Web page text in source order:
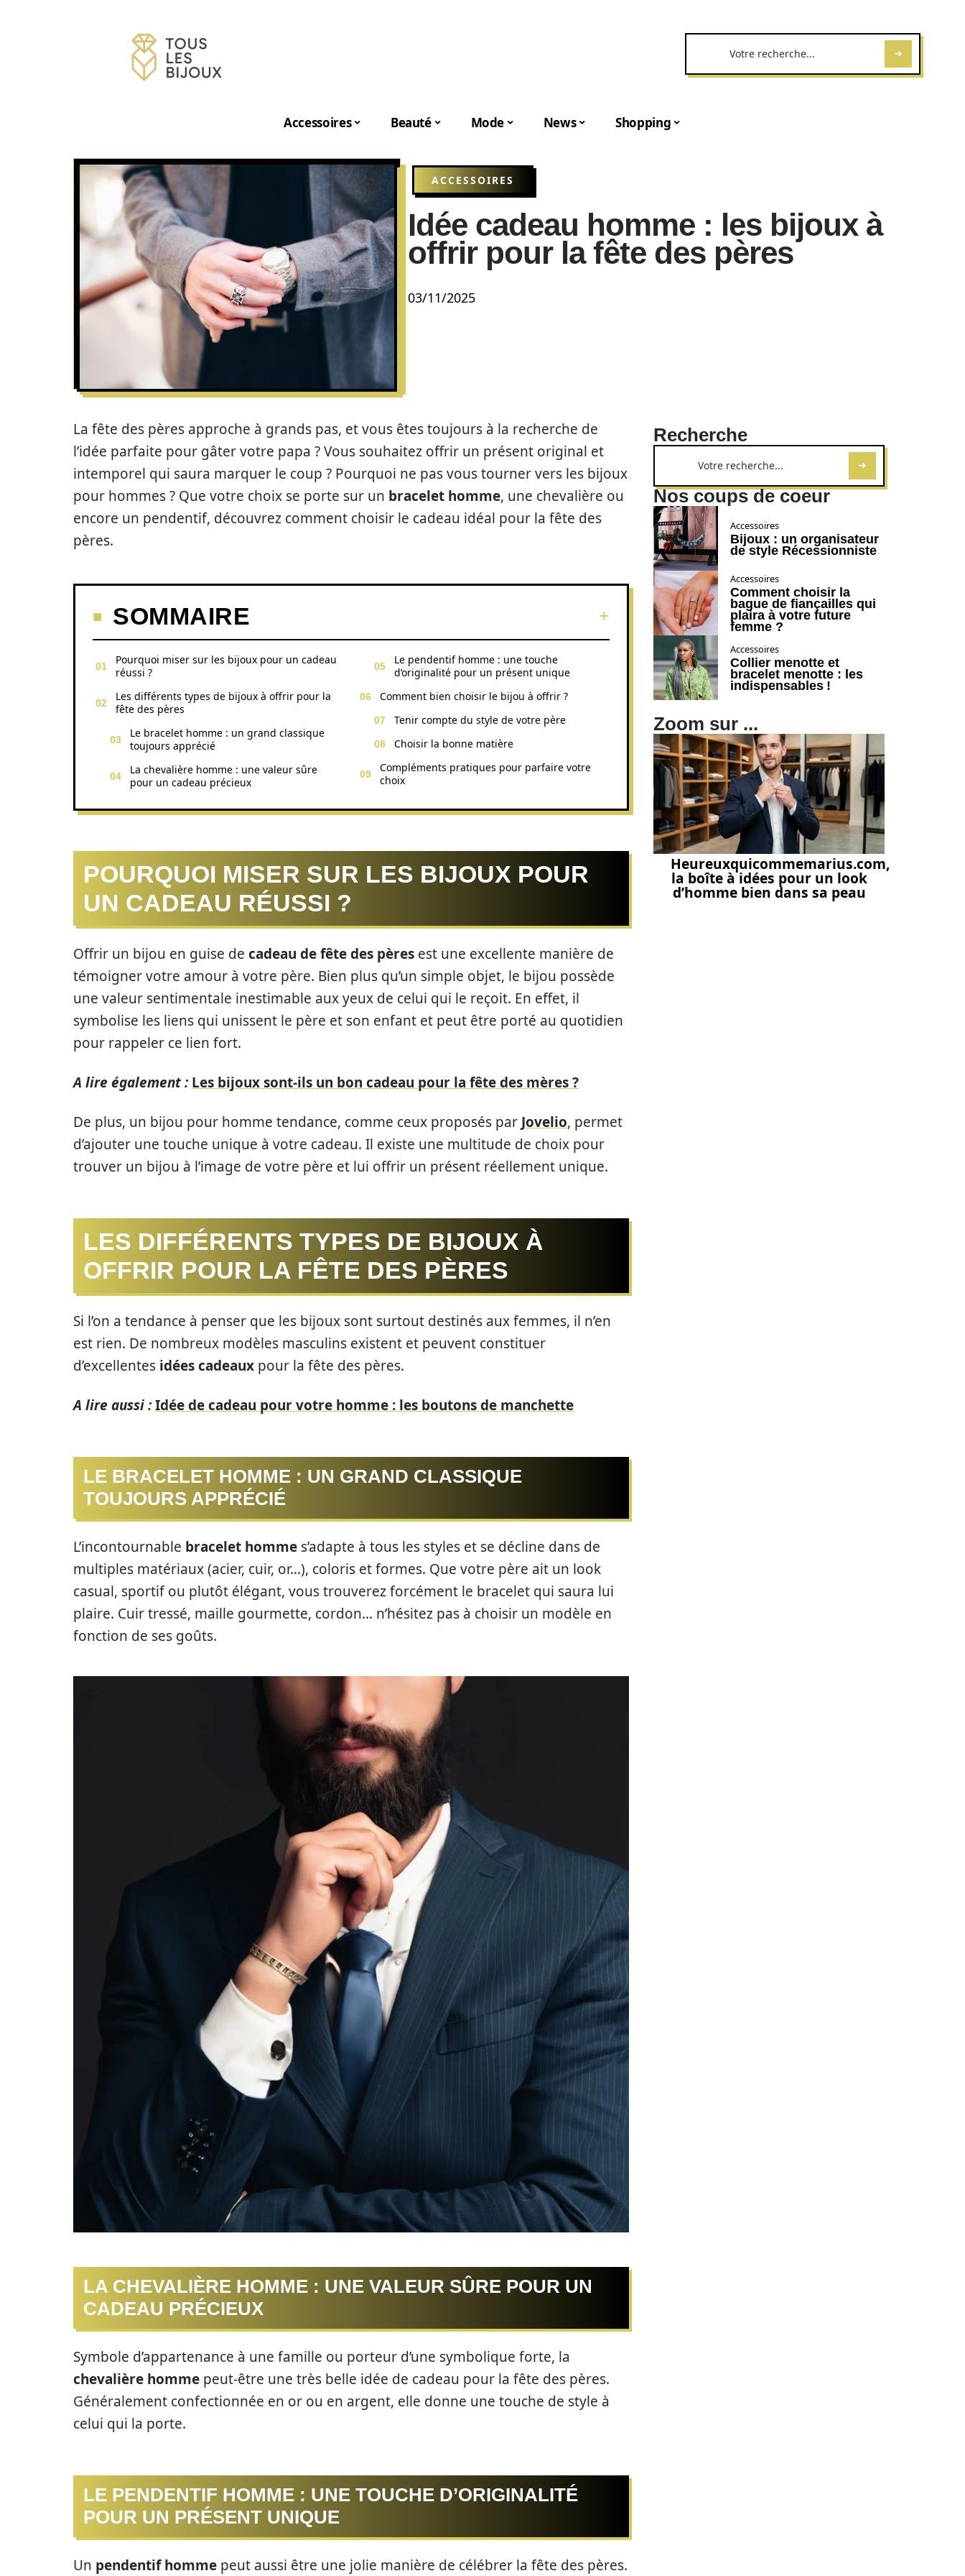
Accessoires Beauté Mode News Shopping
ACCESSOIRES
Idée cadeau homme : les bijoux à
offrir pour la fête des pères
03/11/2025
La fête des pères approche à grands pas, et vous êtes toujours à la recherche de
l’idée parfaite pour gâter votre papa ? Vous souhaitez offrir un présent original et
intemporel qui saura marquer le coup ? Pourquoi ne pas vous tourner vers les bijoux
pour hommes ? Que votre choix se porte sur un bracelet homme, une chevalière ou
encore un pendentif, découvrez comment choisir le cadeau idéal pour la fête des
pères.
SOMMAIRE
Pourquoi miser sur les bijoux pour un cadeau
réussi ?
Les différents types de bijoux à offrir pour la
fête des pères
Le bracelet homme : un grand classique
toujours apprécié
La chevalière homme : une valeur sûre
pour un cadeau précieux
Le pendentif homme : une touche
d’originalité pour un présent unique
Comment bien choisir le bijou à offrir ?
Tenir compte du style de votre père
Choisir la bonne matière
Compléments pratiques pour parfaire votre
choix
POURQUOI MISER SUR LES BIJOUX POUR
UN CADEAU RÉUSSI ?
Offrir un bijou en guise de cadeau de fête des pères est une excellente manière de
témoigner votre amour à votre père. Bien plus qu’un simple objet, le bijou possède
une valeur sentimentale inestimable aux yeux de celui qui le reçoit. En effet, il
symbolise les liens qui unissent le père et son enfant et peut être porté au quotidien
pour rappeler ce lien fort.
A lire également : Les bijoux sont-ils un bon cadeau pour la fête des mères ?
De plus, un bijou pour homme tendance, comme ceux proposés par Jovelio, permet
d’ajouter une touche unique à votre cadeau. Il existe une multitude de choix pour
trouver un bijou à l’image de votre père et lui offrir un présent réellement unique.
LES DIFFÉRENTS TYPES DE BIJOUX À
OFFRIR POUR LA FÊTE DES PÈRES
Si l’on a tendance à penser que les bijoux sont surtout destinés aux femmes, il n’en
est rien. De nombreux modèles masculins existent et peuvent constituer
d’excellentes idées cadeaux pour la fête des pères.
A lire aussi :Idée de cadeau pour votre homme : les boutons de manchette
LE BRACELET HOMME : UN GRAND CLASSIQUE
TOUJOURS APPRÉCIÉ
L’incontournable bracelet homme s’adapte à tous les styles et se décline dans de
multiples matériaux (acier, cuir, or…), coloris et formes. Que votre père ait un look
casual, sportif ou plutôt élégant, vous trouverez forcément le bracelet qui saura lui
plaire. Cuir tressé, maille gourmette, cordon… n’hésitez pas à choisir un modèle en
fonction de ses goûts.
LA CHEVALIÈRE HOMME : UNE VALEUR SÛRE POUR UN
CADEAU PRÉCIEUX
Symbole d’appartenance à une famille ou porteur d’une symbolique forte, la
chevalière homme peut-être une très belle idée de cadeau pour la fête des pères.
Généralement confectionnée en or ou en argent, elle donne une touche de style à
celui qui la porte.
LE PENDENTIF HOMME : UNE TOUCHE D’ORIGINALITÉ
POUR UN PRÉSENT UNIQUE
Un pendentif homme peut aussi être une jolie manière de célébrer la fête des pères.
Recherche
Nos coups de coeur
Accessoires
Bijoux : un organisateur
de style Récessionniste
Accessoires
Comment choisir la
bague de fiançailles qui
plaira à votre future
femme ?
Accessoires
Collier menotte et
bracelet menotte : les
indispensables !
Zoom sur ...
Heureuxquicommemarius.com,
la boîte à idées pour un look
d’homme bien dans sa peau